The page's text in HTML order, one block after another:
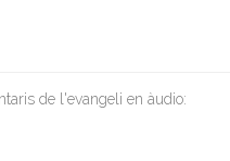
de l'evangeli en àudio: